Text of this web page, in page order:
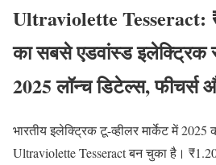
Ultraviolette Tesseract:
का सबसे एडवांस्ड
2025 लॉन्च डिटेल्स, फीचर्स
भारतीय इलेक्ट्रिक टू-व्हीलर मार्केट में 2025
Ultraviolette Tesseract बन चुका है।